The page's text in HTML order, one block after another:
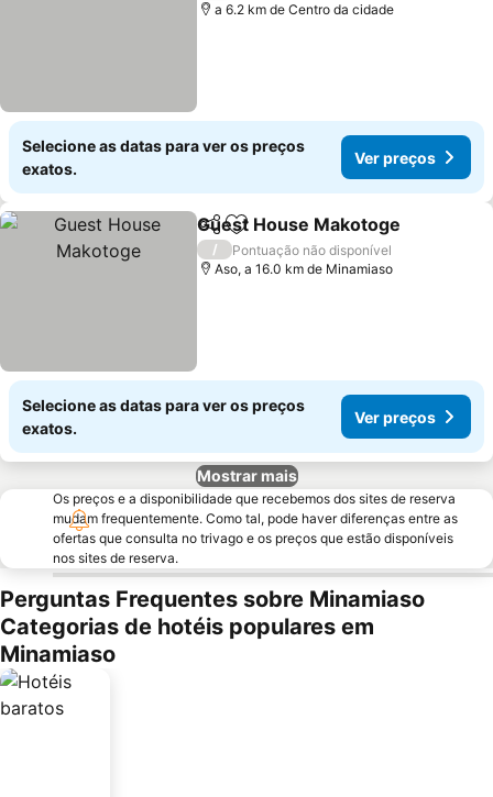
a 6.2 km de Centro da cidade
Selecione as datas para ver os preços
exatos.
Ver preços
PartilharAdicionar aos favoritos
Guest House Makotoge
/
Pontuação não disponível
Aso, a 16.0 km de Minamiaso
Selecione as datas para ver os preços
exatos.
Ver preços
Mostrar mais
Os preços e a disponibilidade que recebemos dos sites de reserva
mudam frequentemente. Como tal, pode haver diferenças entre as
ofertas que consulta no trivago e os preços que estão disponíveis
nos sites de reserva.
Perguntas Frequentes sobre Minamiaso
Categorias de hotéis populares em
Minamiaso